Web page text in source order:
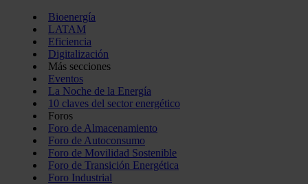
Bioenergía
LATAM
Eficiencia
Digitalización
Más secciones
Eventos
La Noche de la Energía
10 claves del sector energético
Foros
Foro de Almacenamiento
Foro de Autoconsumo
Foro de Movilidad Sostenible
Foro de Transición Energética
Foro Industrial